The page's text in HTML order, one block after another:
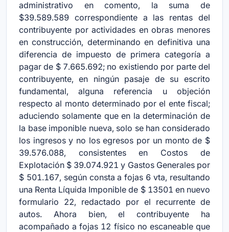
administrativo en comento, la suma de
$39.589.589 correspondiente a las rentas del
contribuyente por actividades en obras menores
en construcción, determinando en definitiva una
diferencia de impuesto de primera categoría a
pagar de $ 7.665.692; no existiendo por parte del
contribuyente, en ningún pasaje de su escrito
fundamental, alguna referencia u objeción
respecto al monto determinado por el ente fiscal;
aduciendo solamente que en la determinación de
la base imponible nueva, solo se han considerado
los ingresos y no los egresos por un monto de $
39.576.088, consistentes en Costos de
Explotación $ 39.074.921 y Gastos Generales por
$ 501.167, según consta a fojas 6 vta, resultando
una Renta Líquida Imponible de $ 13501 en nuevo
formulario 22, redactado por el recurrente de
autos. Ahora bien, el contribuyente ha
acompañado a fojas 12 físico no escaneable que